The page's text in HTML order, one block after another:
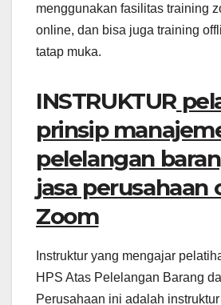
menggunakan fasilitas training
online, dan bisa juga training
tatap muka.
INSTRUKTUR
prinsip
pelelangan
jasa perusahaan
Zoom
Instruktur yang mengajar
HPS Atas Pelelangan Barang
Perusahaan ini adalah